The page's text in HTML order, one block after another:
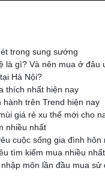
trong sung sướng
là gì? Và nên mua ở đâu
Hà Nội?
thích nhất hiện nay
trên Trend hiện nay
giá rẻ xu thế mới cho
nhiều nhất
cuộc sống gia đình hôn
tìm kiếm mua nhiều
môn lần đầu mua sử